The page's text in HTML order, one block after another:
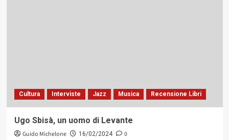
«Eric
Magnificatore»
Cultura Interviste Jazz Musica Recensione Libri
Ugo Sbisà, un uomo di Levante
Guido Michelone 16/02/2024
0